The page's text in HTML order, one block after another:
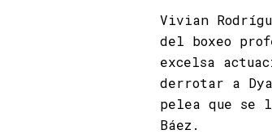
Vivian
del boxeo
excelsa
derrotar a
pelea que se
Báez.